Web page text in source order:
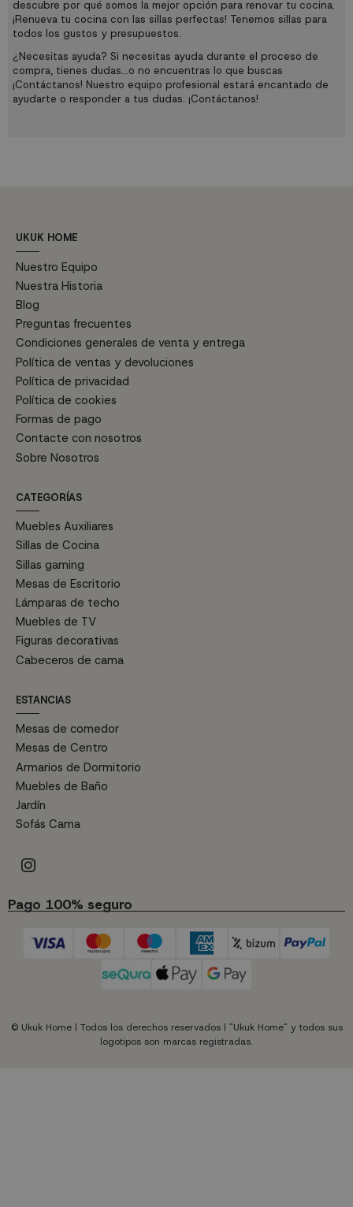
descubre por qué somos la mejor opción para renovar tu cocina.
¡Renueva tu cocina con las sillas perfectas! Tenemos sillas para
todos los gustos y presupuestos.
¿Necesitas ayuda? Si necesitas ayuda durante el proceso de
compra, tienes dudas...o no encuentras lo que buscas
¡Contáctanos! Nuestro equipo profesional estará encantado de
ayudarte o responder a tus dudas. ¡Contáctanos!
UKUK HOME
Nuestro Equipo
Nuestra Historia
Blog
Preguntas frecuentes
Condiciones generales de venta y entrega
Política de ventas y devoluciones
Política de privacidad
Política de cookies
Formas de pago
Contacte con nosotros
Sobre Nosotros
CATEGORÍAS
Muebles Auxiliares
Sillas de Cocina
Sillas gaming
Mesas de Escritorio
Lámparas de techo
Muebles de TV
Figuras decorativas
Cabeceros de cama
ESTANCIAS
Mesas de comedor
Mesas de Centro
Armarios de Dormitorio
Muebles de Baño
Jardín
Sofás Cama
Pago 100% seguro
© Ukuk Home | Todos los derechos reservados | "Ukuk Home" y todos sus
logotipos son marcas registradas.